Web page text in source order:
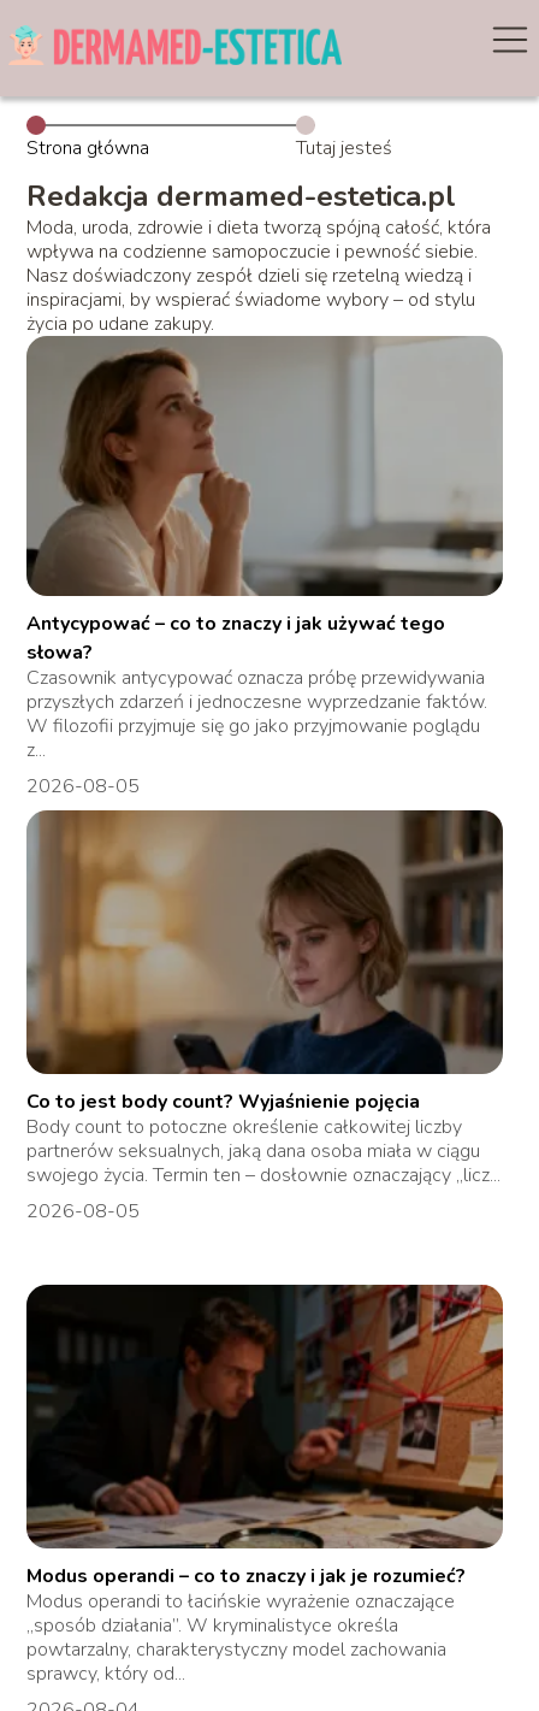
Strona główna Tutaj jesteś
Redakcja dermamed-estetica.pl
Moda, uroda, zdrowie i dieta tworzą spójną całość, która
wpływa na codzienne samopoczucie i pewność siebie.
Nasz doświadczony zespół dzieli się rzetelną wiedzą i
inspiracjami, by wspierać świadome wybory – od stylu
życia po udane zakupy.
Antycypować – co to znaczy i jak używać tego
słowa?
Czasownik antycypować oznacza próbę przewidywania
przyszłych zdarzeń i jednoczesne wyprzedzanie faktów.
W filozofii przyjmuje się go jako przyjmowanie poglądu
z...
2026-08-05
Co to jest body count? Wyjaśnienie pojęcia
Body count to potoczne określenie całkowitej liczby
partnerów seksualnych, jaką dana osoba miała w ciągu
swojego życia. Termin ten – dosłownie oznaczający „licz...
2026-08-05
Modus operandi – co to znaczy i jak je rozumieć?
Modus operandi to łacińskie wyrażenie oznaczające
„sposób działania”. W kryminalistyce określa
powtarzalny, charakterystyczny model zachowania
sprawcy, który od...